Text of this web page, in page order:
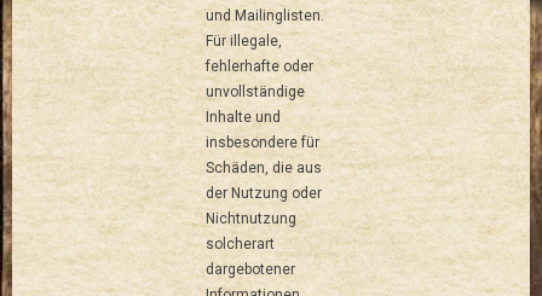
und Mailinglisten.
Für illegale,
fehlerhafte oder
unvollständige
Inhalte und
insbesondere für
Schäden, die aus
der Nutzung oder
Nichtnutzung
solcherart
dargebotener